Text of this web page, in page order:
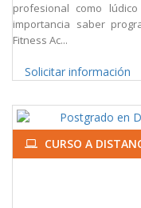
profesional como
importancia saber
Fitness Ac...
Solicitar información
CURSO A